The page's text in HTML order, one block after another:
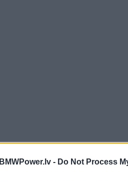
BMWPower.lv - Do Not Process